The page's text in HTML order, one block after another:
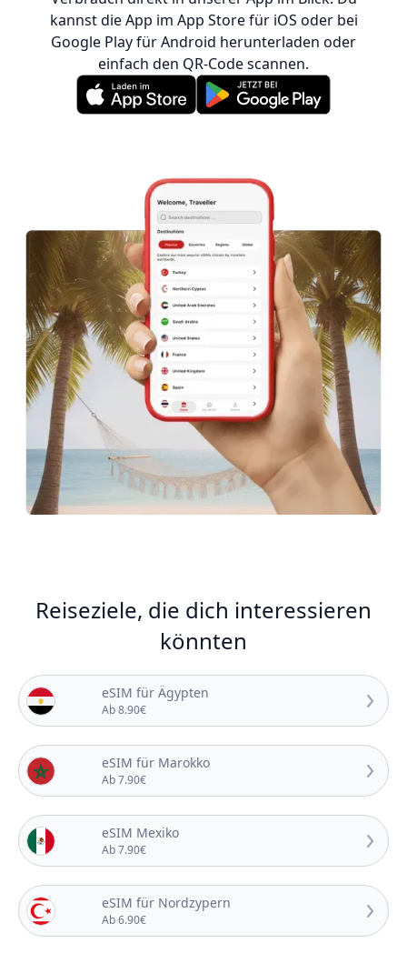
kannst die App im App Store für iOS oder bei
Google Play für Android herunterladen oder
einfach den QR-Code scannen.
Reiseziele, die dich interessieren
könnten
eSIM für Ägypten
Ab 8.90€
eSIM für Marokko
Ab 7.90€
eSIM Mexiko
Ab 7.90€
eSIM für Nordzypern
Ab 6.90€